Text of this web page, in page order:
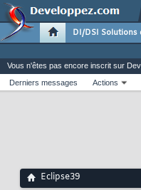
DI/DSI
Vous n'êtes pas encore inscrit sur
Derniers messages
Actions
Eclipse39